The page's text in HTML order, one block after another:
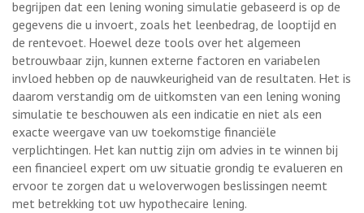
begrijpen dat een lening woning simulatie gebaseerd is op de
gegevens die u invoert, zoals het leenbedrag, de looptijd en
de rentevoet. Hoewel deze tools over het algemeen
betrouwbaar zijn, kunnen externe factoren en variabelen
invloed hebben op de nauwkeurigheid van de resultaten. Het is
daarom verstandig om de uitkomsten van een lening woning
simulatie te beschouwen als een indicatie en niet als een
exacte weergave van uw toekomstige financiële
verplichtingen. Het kan nuttig zijn om advies in te winnen bij
een financieel expert om uw situatie grondig te evalueren en
ervoor te zorgen dat u weloverwogen beslissingen neemt
met betrekking tot uw hypothecaire lening.